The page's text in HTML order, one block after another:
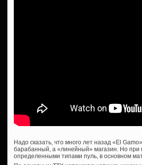
Надо сказать, что много лет назад «El
барабанный, а «линейный» магазин. Но при
определенными типами пуль, в основном